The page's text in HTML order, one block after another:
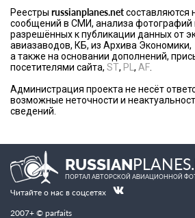
Реестры russianplanes.netсоставляются
сообщений в СМИ, анализа фотографий
разрешённых к публикации данных от
авиазаводов, КБ, из Архива Экономики,
а также на основании дополнений,
посетителями сайта, ST, PL , AF
Администрация проекта не несёт
возможные неточности и
сведений.
RUSSIAN
ПОРТАЛ АВТОРСКОЙ АВИАЦИОННОЙ
Читайте о нас в соцсетях
2007+ © parfaits